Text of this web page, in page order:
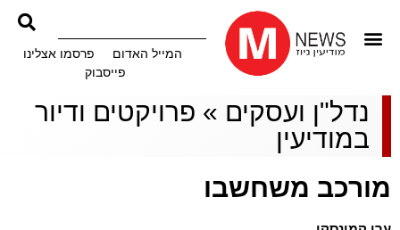
המייל האדום
פרסמו אצלינו
פייסבוק
נדל"ן ועסקים » פרויקטים ודיור
במודיעין
מורכב משחשבו